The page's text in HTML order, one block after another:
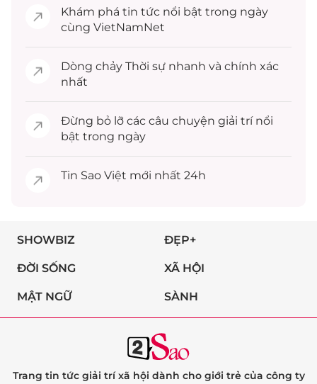
Khám phá tin tức nổi bật trong ngày
cùng VietNamNet
Dòng chảy Thời sự nhanh và chính xác
nhất
Đừng bỏ lỡ các câu chuyện giải trínổi
bật trong ngày
Tin Sao Việt mới nhất 24h
SHOWBIZ ĐẸP+
ĐỜI SỐNG XÃ HỘI
MẬT NGỮ SÀNH
Trang tin tức giải trí xã hội dành cho giới trẻ của công ty